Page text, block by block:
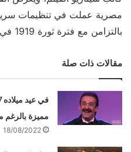
مصرية عملت في تنظيمات سرية
بالتزامن مع فترة ثورة 1919 في مصر.
مقالات ذات صلة
مميزة بالرغم
18/08/2022